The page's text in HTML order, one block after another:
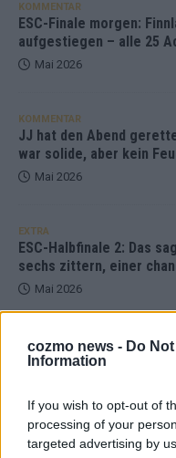
cozmo news - Do
Information
If you wish to opt-out of
processing of your
targeted advertising by
KOMMENTAR
ESC-Finale morgen:
aufgestiegen – alle 25
Mai 2026
KOMMENTAR
JJ hat den Abend
war solide, aber kein
Mai 2026
EXTRA
ESC-Halbfinale 2: Das
sechs zittern, einer
Mai 2026
KOMMENTAR
Wer zahlt, steht im
EXTRA
Eurovision Song